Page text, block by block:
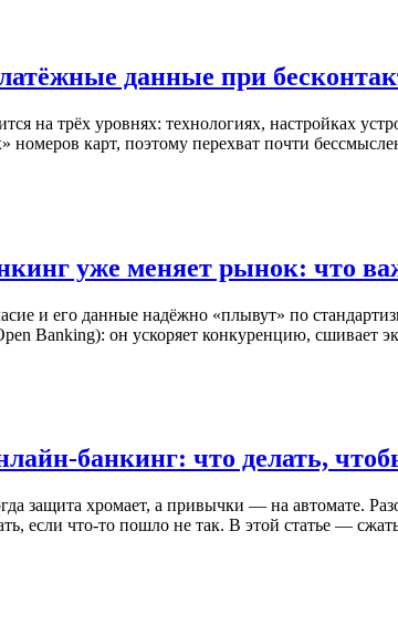
данные при
на трёх уровнях: технологиях, настройках
номеров карт, поэтому перехват почти
уже меняет рынок: что
и его данные надёжно «плывут» по
Banking): он ускоряет конкуренцию, сшивает
банкинг: что делать,
защита хромает, а привычки — на автомате.
если что-то пошло не так. В этой статье —